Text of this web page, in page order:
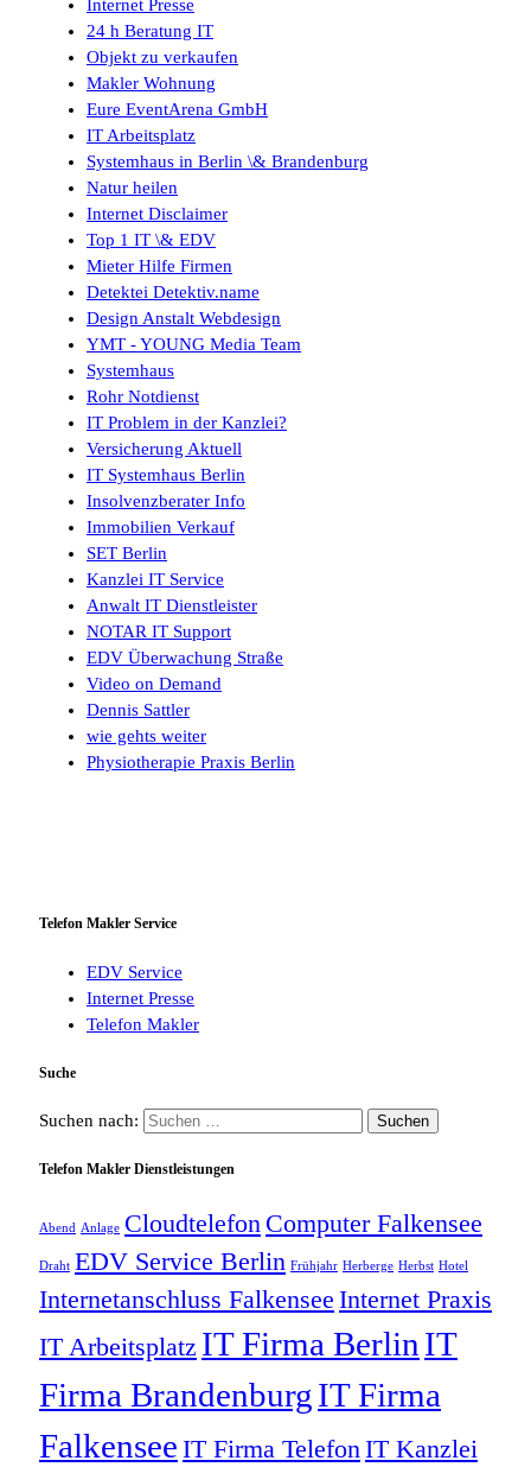
Internet Presse
24 h Beratung IT
Objekt zu verkaufen
Makler Wohnung
Eure EventArena GmbH
IT Arbeitsplatz
Systemhaus in Berlin \& Brandenburg
Natur heilen
Internet Disclaimer
Top 1 IT \& EDV
Mieter Hilfe Firmen
Detektei Detektiv.name
Design Anstalt Webdesign
YMT - YOUNG Media Team
Systemhaus
Rohr Notdienst
IT Problem in der Kanzlei?
Versicherung Aktuell
IT Systemhaus Berlin
Insolvenzberater Info
Immobilien Verkauf
SET Berlin
Kanzlei IT Service
Anwalt IT Dienstleister
NOTAR IT Support
EDV Überwachung Straße
Video on Demand
Dennis Sattler
wie gehts weiter
Physiotherapie Praxis Berlin
Telefon Makler Service
EDV Service
Internet Presse
Telefon Makler
Suche
Suchen nach:
Telefon Makler Dienstleistungen
Abend Anlage Cloudtelefon Computer Falkensee
Draht EDV Service Berlin Frühjahr Herberge Herbst Hotel
Internetanschluss Falkensee Internet Praxis
IT Arbeitsplatz IT Firma Berlin IT
Firma BrandenburgIT Firma
Falkensee IT Firma TelefonIT Kanzlei